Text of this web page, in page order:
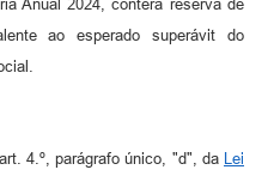
Anual 2024, conterá reserva de
ao esperado superávit do
4.º, parágrafo único, "d", da Lei